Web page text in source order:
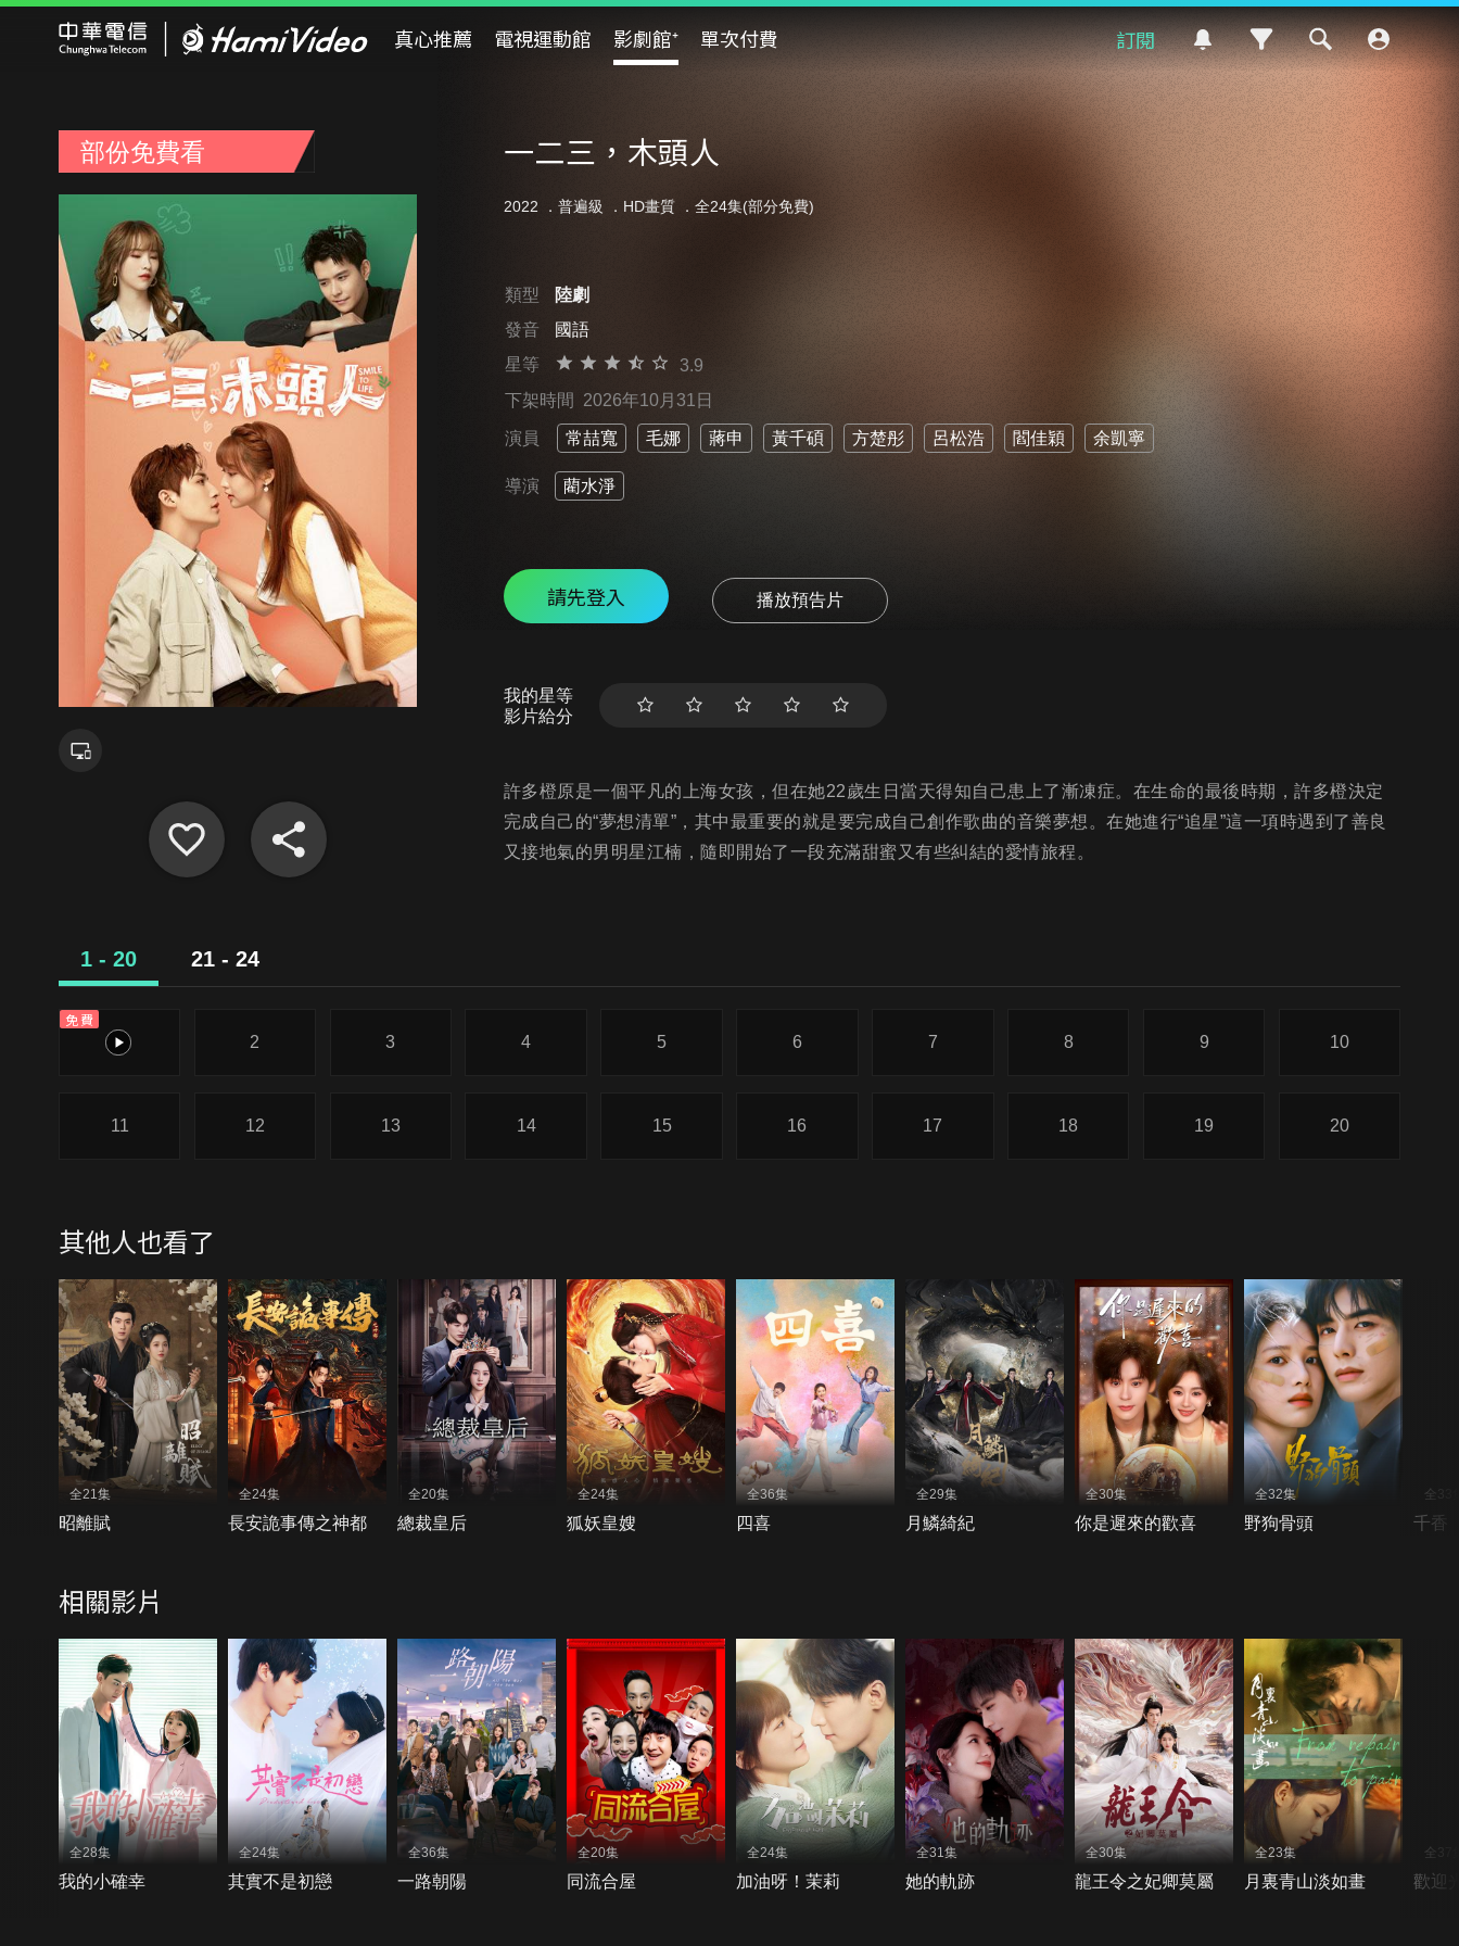
真心推薦 電視運動館 影劇館⁺ 單次付費 訂閱
部份免費看 一二三，木頭人
2022 ． 普遍級 ．HD畫質 ．全24集(部分免費)
類型
陸劇
發音
國語
星等
3.9
下架時間 2026年10月31日
演員 常喆寬 毛娜 蔣申 黃千碩 方楚彤 呂松浩 閻佳穎 余凱寧
導演 藺水淨
請先登入 播放預告片
我的星等
影片給分
許多橙原是一個平凡的上海女孩，但在她22歲生日當天得知自己患上了漸凍症。在生命的最後時期，許多橙決定
完成自己的“夢想清單”，其中最重要的就是要完成自己創作歌曲的音樂夢想。在她進行“追星”這一項時遇到了善良
又接地氣的男明星江楠，隨即開始了一段充滿甜蜜又有些糾結的愛情旅程。
1 - 20 21 - 24
免費
1
2 3 4 5 6 7 8 9 10
11 12 13 14 15 16 17 18 19 20
其他人也看了
全21集
昭離賦
全24集
長安詭事傳之神都
全20集
總裁皇后
全24集
狐妖皇嫂
全36集
四喜
全29集
月鱗綺紀
全30集
你是遲來的歡喜
全32集
野狗骨頭
全33
千香
相關影片
全28集
我的小確幸
全24集
其實不是初戀
全36集
一路朝陽
全20集
同流合屋
全24集
加油呀！茉莉
全31集
她的軌跡
全30集
龍王令之妃卿莫屬
全23集
月裏青山淡如畫
全37
歡迎